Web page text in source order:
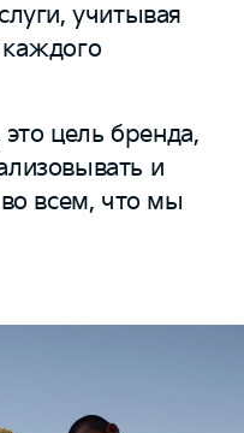
учитывая
цель бренда,
и
всем, что мы